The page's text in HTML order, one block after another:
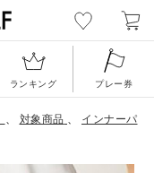
ランキング プレー券
、 対象商品 、 インナーパ